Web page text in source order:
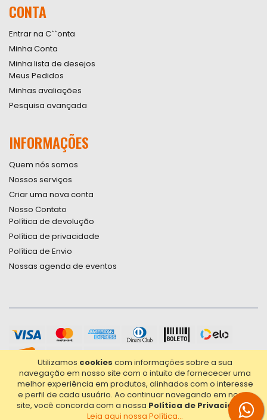
Utilizamos cookies com informações sobre a sua
navegação em nosso site com o intuito de fornececer uma
melhor experiência em produtos, alinhados com o interesse
e perfil de cada usuário. Ao continuar navegando em nosso
site, você concorda com a nossa Política de Privacidade.
Leia aqui nossa Política...
Newsletter:
CONTA
Entrar na C``onta
Minha Conta
Minha lista de desejos
Meus Pedidos
Minhas avaliações
Pesquisa avançada
INFORMAÇÕES
Quem nós somos
Nossos serviços
Criar uma nova conta
Nosso Contato
Política de devolução
Política de privacidade
Política de Envio
Nossas agenda de eventos
2021© Copyright Poligrafica Bazar Ltda- CNPJ 42.500.090/0001-